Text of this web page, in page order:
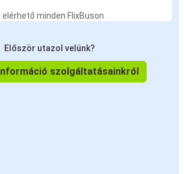
minden FlixBuson
Először utazol velünk?
szolgáltatásainkról